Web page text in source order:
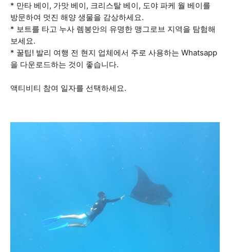
* 만타 베이, 가맛 베이, 크리스탈 베이, 도야 파케 월 베이를
방문하여 멋진 해양 생물을 감상하세요.
* 보트를 타고 누사 렘봉안의 유명한 맹그로브 지역을 탐험해
보세요.
* 꿀팁! 발리 여행 전 현지 업체에서 주로 사용하는 Whatsapp
을 다운로드하는 것이 좋습니다.
액티비티 참여 일자를 선택하세요.